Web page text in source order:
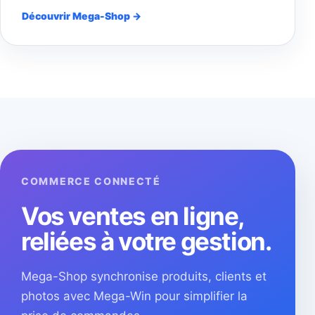
Découvrir Mega-Shop →
COMMERCE CONNECTÉ
Vos ventes en ligne,
reliées à votre gestion.
Mega-Shop synchronise produits, clients et
photos avec Mega-Win pour simplifier la